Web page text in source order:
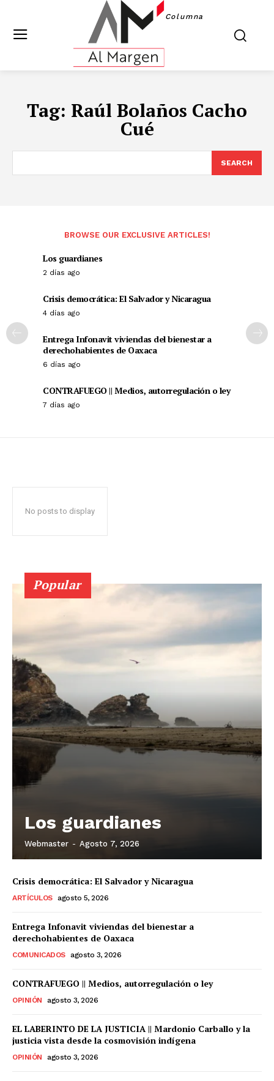
+ Todas las formas de lucha, potencialmente enlazadas
Columna
Tag: Raúl Bolaños Cacho
Cué
SEARCH
BROWSE OUR EXCLUSIVE ARTICLES!
Los guardianes
2 días ago
Crisis democrática: El Salvador y Nicaragua
4 días ago
Entrega Infonavit viviendas del bienestar a
derechohabientes de Oaxaca
6 días ago
CONTRAFUEGO || Medios, autorregulación o ley
7 días ago
No posts to display
Popular
Los guardianes
Webmaster - Agosto 7, 2026
Crisis democrática: El Salvador y Nicaragua
ARTÍCULOS agosto 5, 2026
Entrega Infonavit viviendas del bienestar a
derechohabientes de Oaxaca
COMUNICADOS agosto 3, 2026
CONTRAFUEGO || Medios, autorregulación o ley
OPINIÓN agosto 3, 2026
EL LABERINTO DE LA JUSTICIA || Mardonio Carballo y la
justicia vista desde la cosmovisión indígena
OPINIÓN agosto 3, 2026